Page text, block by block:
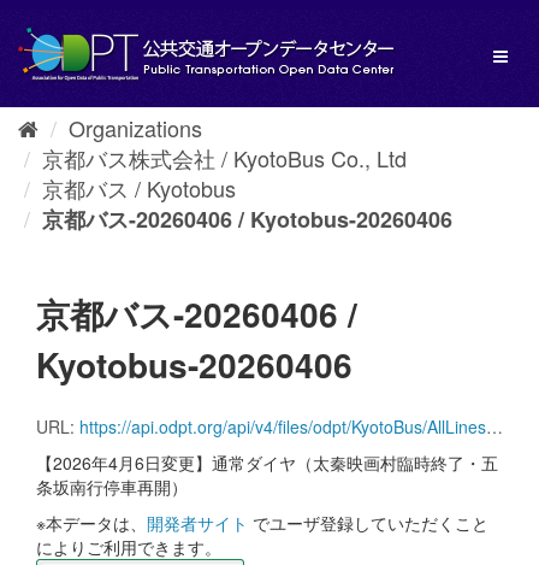
content
Organizations
京都バス株式会社 / KyotoBus Co., Ltd
京都バス / Kyotobus
京都バス-20260406 / Kyotobus-20260406
京都バス-20260406 /
Kyotobus-20260406
URL: https://api.odpt.org/api/v4/files/odpt/KyotoBus/AllLinesAnotherversion.zip?date=20260406&acl:consumerKey=[アクセストークン/YOUR_ACCESS_TOKEN]
【2026年4月6日変更】通常ダイヤ（太秦映画村臨時終了・五
条坂南行停車再開）
※本データは、 開発者サイト でユーザ登録していただくこと
によりご利用できます。